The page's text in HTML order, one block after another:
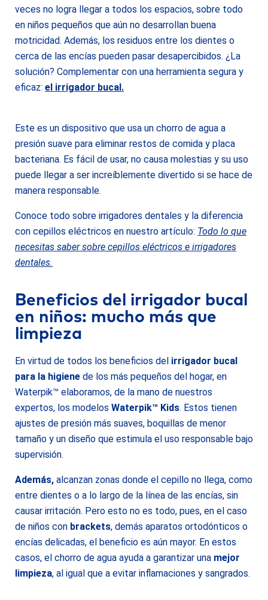
veces no logra llegar a todos los espacios, sobre todo
en niños pequeños que aún no desarrollan buena
motricidad. Además, los residuos entre los dientes o
cerca de las encías pueden pasar desapercibidos. ¿La
solución? Complementar con una herramienta segura y
eficaz: el irrigador bucal.
Este es un dispositivo que usa un chorro de agua a
presión suave para eliminar restos de comida y placa
bacteriana. Es fácil de usar, no causa molestias y su uso
puede llegar a ser increíblemente divertido si se hace de
manera responsable.
Conoce todo sobre irrigadores dentales y la diferencia
con cepillos eléctricos en nuestro artículo: Todo lo que
necesitas saber sobre cepillos eléctricos e irrigadores
dentales.
Beneficios del irrigador bucal
en niños: mucho más que
limpieza
En virtud de todos los beneficios del irrigador bucal
para la higiene de los más pequeños del hogar, en
Waterpik™ elaboramos, de la mano de nuestros
expertos, los modelos Waterpik™ Kids. Estos tienen
ajustes de presión más suaves, boquillas de menor
tamaño y un diseño que estimula el uso responsable bajo
supervisión.
Además, alcanzan zonas donde el cepillo no llega, como
entre dientes o a lo largo de la línea de las encías, sin
causar irritación. Pero esto no es todo, pues, en el caso
de niños con brackets, demás aparatos ortodónticos o
encías delicadas, el beneficio es aún mayor. En estos
casos, el chorro de agua ayuda a garantizar una mejor
limpieza, al igual que a evitar inflamaciones y sangrados.